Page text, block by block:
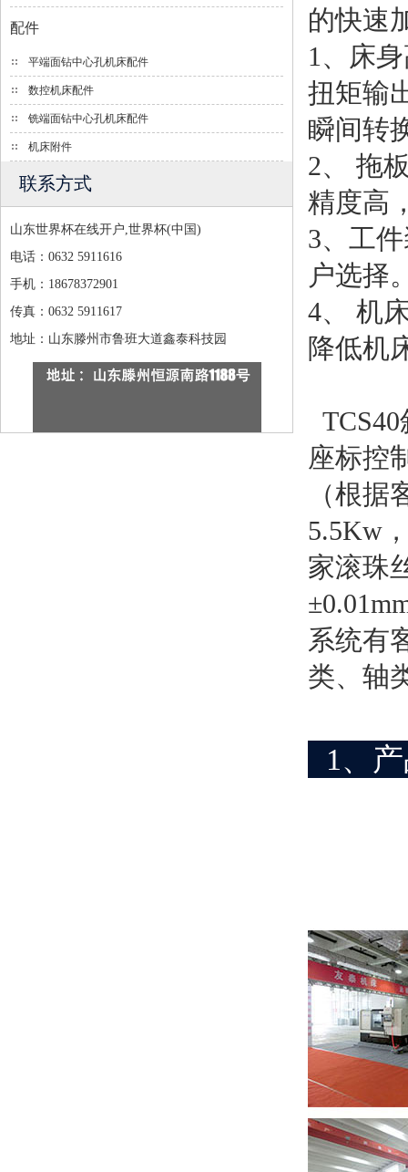
配件
平端面钻中心孔机床配件
数控机床配件
铣端面钻中心孔机床配件
机床附件
联系方式
山东世界杯在线开户,世界杯(中国)
电话：0632 5911616
手机：18678372901
传真：0632 5911617
地址：山东滕州市鲁班大道鑫泰科技园
的快速
1、床
扭矩输
瞬间转
2、 拖
精度高
3、工
户选择
4、 机
降低机
座标控
（根
5.5Kw
家滚珠
系统有
类、轴
1、